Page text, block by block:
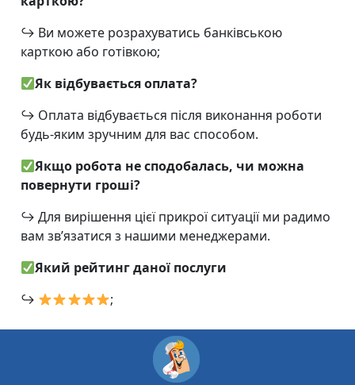
↪ Ви можете розрахуватись банківською
карткою або готівкою;
Як відбувається оплата?
↪ Оплата відбувається після виконання роботи
будь-яким зручним для вас способом.
Якщо робота не сподобалась, чи можна
повернути гроші?
↪ Для вирішення цієї прикрої ситуації ми радимо
вам зв’язатися з нашими менеджерами.
Який рейтинг даної послуги
↪
;